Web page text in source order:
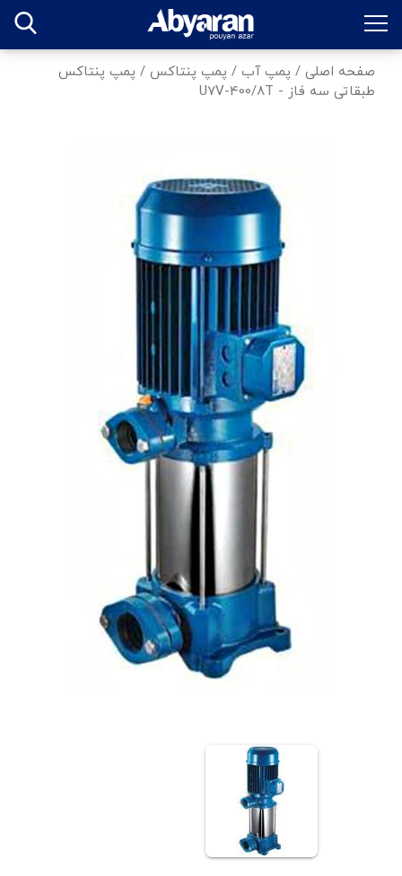
صفحه اصلی / پمپ آب / پمپ پنتاکس / پمپ پنتاکس
طبقاتی سه فاز - U7V-400/8T